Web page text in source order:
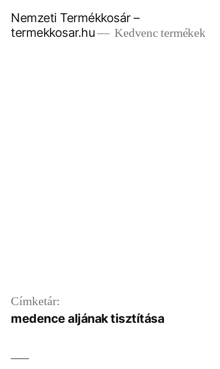
Nemzeti Termékkosár –
termekkosar.hu
Kedvenc termékek
Címketár:
medence aljának tisztítása